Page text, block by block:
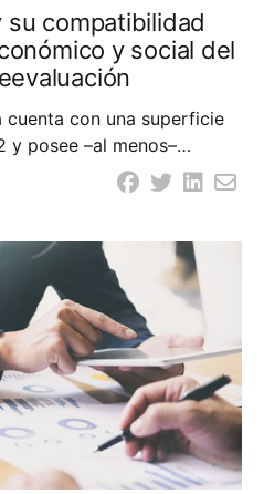
compatibilidad
y social del
cuenta con una superficie
posee –al menos–
terrestre protegida, lo
territorio nacional; esto
marinas